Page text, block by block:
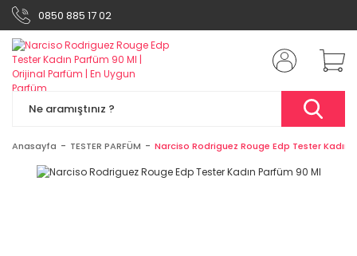
0850 885 17 02
Anasayfa TESTER PARFÜM Narciso Rodriguez Rouge Edp Tester Kadın